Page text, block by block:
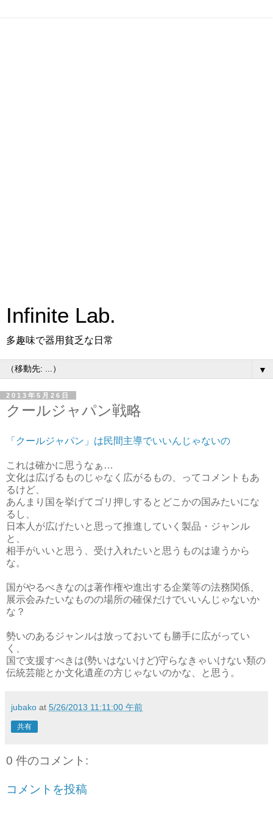
Infinite Lab.
多趣味で器用貧乏な日常
▼
2013年5月26日
クールジャパン戦略
「クールジャパン」は民間主導でいいんじゃないの
これは確かに思うなぁ…
文化は広げるものじゃなく広がるもの、ってコメントもあ
るけど、
あんまり国を挙げてゴリ押しするとどこかの国みたいにな
るし、
日本人が広げたいと思って推進していく製品・ジャンル
と、
相手がいいと思う、受け入れたいと思うものは違うから
な。
国がやるべきなのは著作権や進出する企業等の法務関係、
展示会みたいなものの場所の確保だけでいいんじゃないか
な？
勢いのあるジャンルは放っておいても勝手に広がってい
く、
国で支援すべきは(勢いはないけど)守らなきゃいけない類の
伝統芸能とか文化遺産の方じゃないのかな、と思う。
jubako at 5/26/2013 11:11:00 午前
共有
0 件のコメント:
コメントを投稿